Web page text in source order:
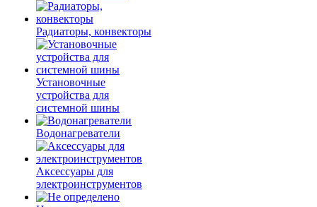
Радиаторы, конвекторы
Установочные
устройства для
системной шины
Водонагреватели
Аксессуары для
электроинструментов